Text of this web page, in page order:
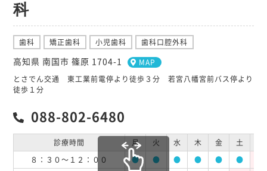
科
歯科 矯正歯科 小児歯科 歯科口腔外科
高知県 南国市 篠原 1704-1
MAP
とさでん交通 東工業前電停より徒歩３分 若宮八幡宮前バス停より
徒歩１分
088-802-6480
診療時間 月 火 水 木 金 土
８：３０～１２：００
● ● ● ● ● ●